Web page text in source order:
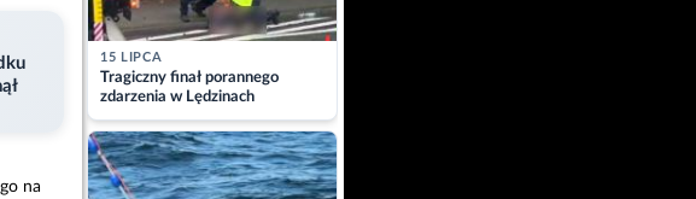
na
15 LIPCA
Tragiczny finał porannego
zdarzenia w Lędzinach